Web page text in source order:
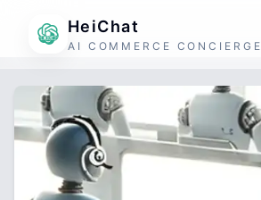
HeiChat
AI COMMERCE CONCIERGE